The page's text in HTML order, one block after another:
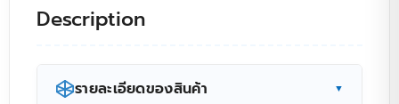
Description
รายละเอียดของสินค้า ▼